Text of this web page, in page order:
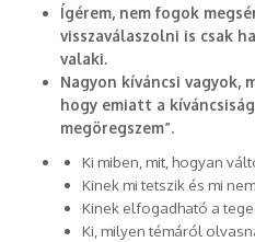
Ígérem, nem fogok
visszaválaszolni is csak
valaki.
Nagyon kíváncsi vagyok,
hogy emiatt a
megöregszem”.
Ki miben, mit, hogyan
Kinek mi tetszik és mi
Kinek elfogadható a
Ki, milyen témáról